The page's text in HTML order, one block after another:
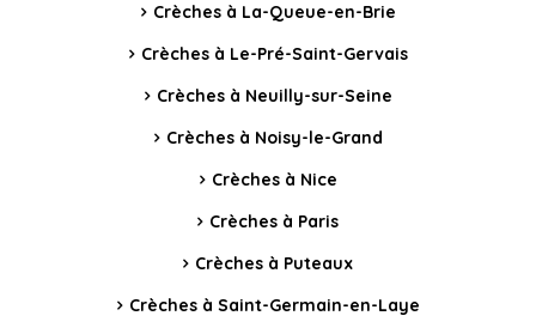
Crèches à La-Queue-en-Brie
Crèches à Le-Pré-Saint-Gervais
Crèches à Neuilly-sur-Seine
Crèches à Noisy-le-Grand
Crèches à Nice
Crèches à Paris
Crèches à Puteaux
Crèches à Saint-Germain-en-Laye